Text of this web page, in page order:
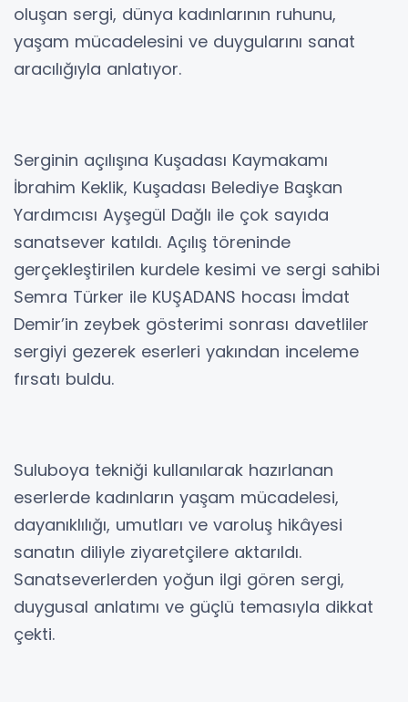
oluşan sergi, dünya kadınlarının ruhunu,
yaşam mücadelesini ve duygularını sanat
aracılığıyla anlatıyor.
Serginin açılışına Kuşadası Kaymakamı
İbrahim Keklik, Kuşadası Belediye Başkan
Yardımcısı Ayşegül Dağlı ile çok sayıda
sanatsever katıldı. Açılış töreninde
gerçekleştirilen kurdele kesimi ve sergi sahibi
Semra Türker ile KUŞADANS hocası İmdat
Demir’in zeybek gösterimi sonrası davetliler
sergiyi gezerek eserleri yakından inceleme
fırsatı buldu.
Suluboya tekniği kullanılarak hazırlanan
eserlerde kadınların yaşam mücadelesi,
dayanıklılığı, umutları ve varoluş hikâyesi
sanatın diliyle ziyaretçilere aktarıldı.
Sanatseverlerden yoğun ilgi gören sergi,
duygusal anlatımı ve güçlü temasıyla dikkat
çekti.